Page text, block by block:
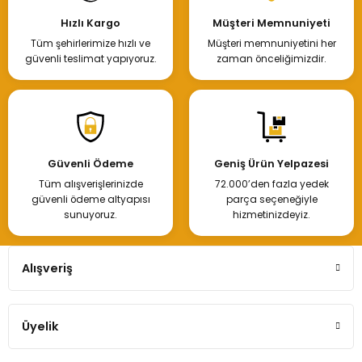
Hızlı Kargo
Tüm şehirlerimize hızlı ve
güvenli teslimat yapıyoruz.
Müşteri Memnuniyeti
Müşteri memnuniyetini her
zaman önceliğimizdir.
Güvenli Ödeme
Tüm alışverişlerinizde
güvenli ödeme altyapısı
sunuyoruz.
Geniş Ürün Yelpazesi
72.000’den fazla yedek
parça seçeneğiyle
hizmetinizdeyiz.
Alışveriş
Üyelik